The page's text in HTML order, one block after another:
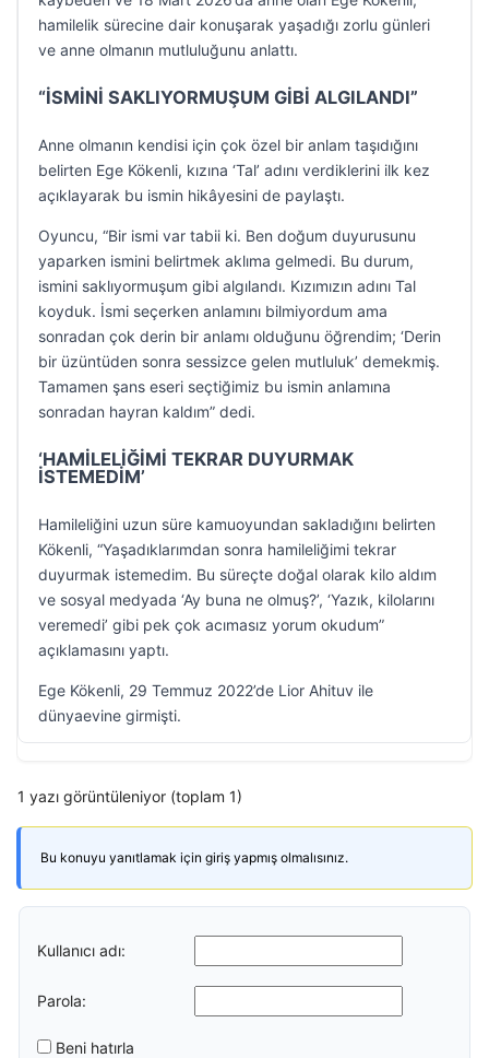
hamilelik sürecine dair konuşarak yaşadığı zorlu günleri
ve anne olmanın mutluluğunu anlattı.
“İSMİNİ SAKLIYORMUŞUM GİBİ ALGILANDI”
Anne olmanın kendisi için çok özel bir anlam taşıdığını
belirten Ege Kökenli, kızına ‘Tal’ adını verdiklerini ilk kez
açıklayarak bu ismin hikâyesini de paylaştı.
Oyuncu, “Bir ismi var tabii ki. Ben doğum duyurusunu
yaparken ismini belirtmek aklıma gelmedi. Bu durum,
ismini saklıyormuşum gibi algılandı. Kızımızın adını Tal
koyduk. İsmi seçerken anlamını bilmiyordum ama
sonradan çok derin bir anlamı olduğunu öğrendim; ‘Derin
bir üzüntüden sonra sessizce gelen mutluluk’ demekmiş.
Tamamen şans eseri seçtiğimiz bu ismin anlamına
sonradan hayran kaldım” dedi.
‘HAMİLELİĞİMİ TEKRAR DUYURMAK
İSTEMEDİM’
Hamileliğini uzun süre kamuoyundan sakladığını belirten
Kökenli, “Yaşadıklarımdan sonra hamileliğimi tekrar
duyurmak istemedim. Bu süreçte doğal olarak kilo aldım
ve sosyal medyada ‘Ay buna ne olmuş?’, ‘Yazık, kilolarını
veremedi’ gibi pek çok acımasız yorum okudum”
açıklamasını yaptı.
Ege Kökenli, 29 Temmuz 2022’de Lior Ahituv ile
dünyaevine girmişti.
1 yazı görüntüleniyor (toplam 1)
Bu konuyu yanıtlamak için giriş yapmış olmalısınız.
Kullanıcı adı:
Parola:
Beni hatırla